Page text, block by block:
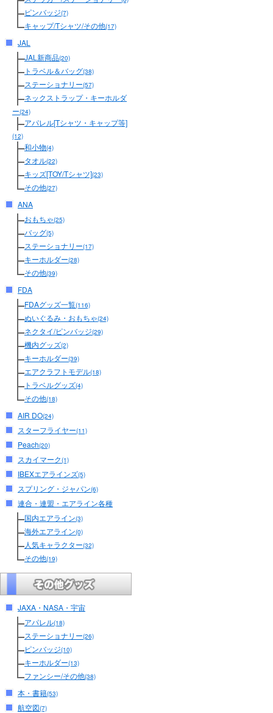
ピンバッジ(7)
キャップ/Tシャツ/その他(17)
JAL
JAL新商品(20)
トラベル＆バッグ(38)
ステーショナリー(57)
ネックストラップ・キーホルダ
ー(24)
アパレル[Tシャツ・キャップ等]
(12)
和小物(4)
タオル(22)
キッズ[TOY/Tシャツ](23)
その他(27)
ANA
おもちゃ(25)
バッグ(5)
ステーショナリー(17)
キーホルダー(28)
その他(39)
FDA
FDAグッズ一覧(116)
ぬいぐるみ・おもちゃ(24)
ネクタイ/ピンバッジ(29)
機内グッズ(2)
キーホルダー(39)
エアクラフトモデル(18)
トラベルグッズ(4)
その他(18)
AIR DO(24)
スターフライヤー(11)
Peach(20)
スカイマーク(1)
IBEXエアラインズ(5)
スプリング・ジャパン(6)
連合・連盟・エアライン各種
国内エアライン(3)
海外エアライン(0)
人気キャラクター(32)
その他(19)
JAXA・NASA・宇宙
アパレル(18)
ステーショナリー(26)
ピンバッジ(10)
キーホルダー(13)
ファンシー/その他(38)
本・書籍(53)
航空図(7)